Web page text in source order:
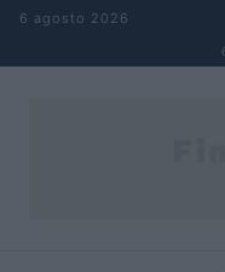
Saltar al contenido
6 agosto 2026